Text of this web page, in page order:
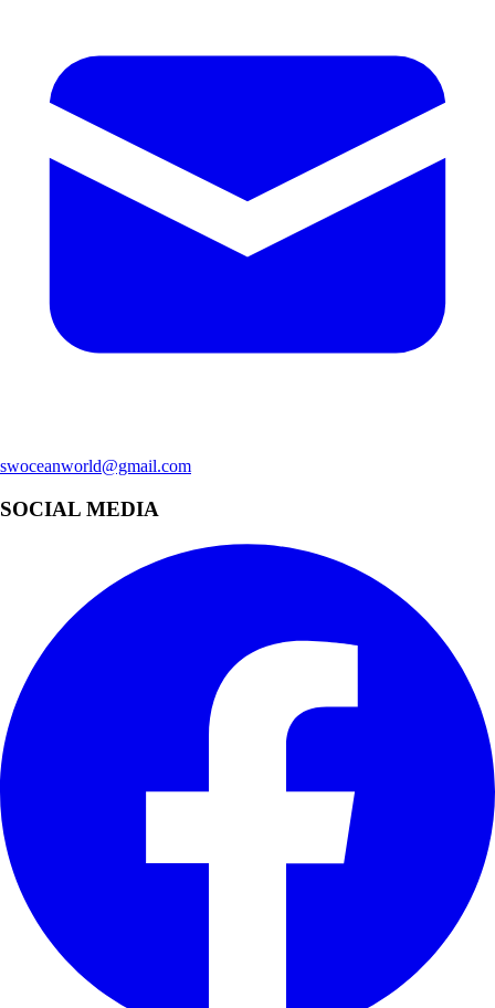
swoceanworld@gmail.com
SOCIAL MEDIA